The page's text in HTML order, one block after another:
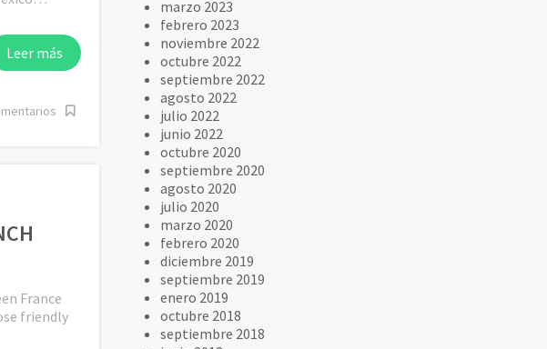
Leer más
France
friendly
marzo 2023
febrero 2023
noviembre 2022
octubre 2022
septiembre 2022
agosto 2022
julio 2022
junio 2022
octubre 2020
septiembre 2020
agosto 2020
julio 2020
marzo 2020
febrero 2020
diciembre 2019
septiembre 2019
enero 2019
octubre 2018
septiembre 2018